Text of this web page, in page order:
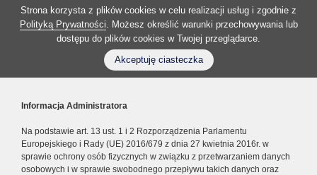
Strona korzysta z plików cookies w celu realizacji usług i zgodnie z
Polityką Prywatności. Możesz określić warunki przechowywania lub
dostępu do plików cookies w Twojej przeglądarce.
Akceptuję ciasteczka
Informacja Administratora
Na podstawie art. 13 ust. 1 i 2 Rozporządzenia Parlamentu
Europejskiego i Rady (UE) 2016/679 z dnia 27 kwietnia 2016r. w
sprawie ochrony osób fizycznych w związku z przetwarzaniem danych
osobowych i w sprawie swobodnego przepływu takich danych oraz